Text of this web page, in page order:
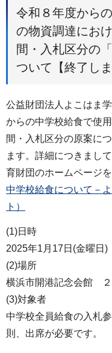
令和８年度から
の物資調達にお
間・入札区分の
ついて【終了しま
公益財団法人よこはま
からの中学校給食で使
間・入札区分の原案に
ます。詳細につきまし
育財団のホームページを
中学校給食について－
ト）
(1)日時
2025年1月17日(金曜日
(2)場所
横浜市開港記念会館
(3)対象者
中学校全員給食の入札
則、出席が必要です。